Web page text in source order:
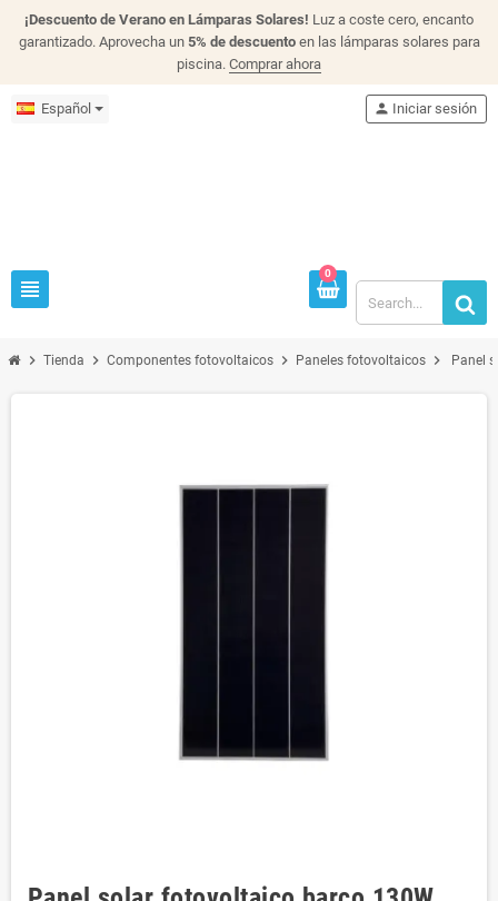
¡Descuento de Verano en Lámparas Solares! Luz a coste cero, encanto
garantizado. Aprovecha un 5% de descuentoen las lámparas solares para
piscina. Comprar ahora
Español
view_headline
person Iniciar sesión
0
chevron_right Tienda chevron_right Componentes fotovoltaicos chevron_right Paneles fotovoltaicos chevron_right Panel